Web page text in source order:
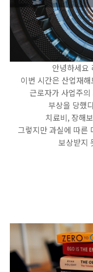
안녕하세요
이번 시간은 산업재
근로자가 사업주
부상을 당했
치료비, 장해
그렇지만 과실에 따른
보상받지